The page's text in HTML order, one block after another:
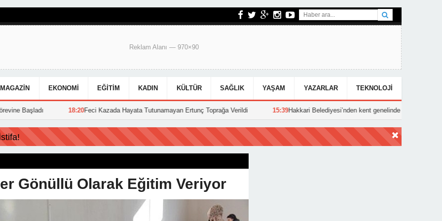
Reklam Alanı — 970×90
MAGAZIN EKONOMI EĞITIM KADIN KÜLTÜR SAĞLIK YAŞAM YAZARLAR TEKNOLOJI
Feci Kazada Hayata Tutunamayan Ertunç Toprağa Verildi 15:39Hakkari Belediyesi’nden kent genelinde yoğun asfalt mesaisi
Gönüllü Olarak Eğitim Veriyor